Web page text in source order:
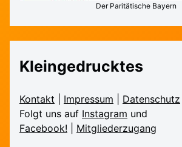
Der Paritätische Bayern
Kleingedrucktes
Kontakt Impressum
Daten­schutz
Folgt uns auf Instagram und
Facebook!
Mitglieder­zugang